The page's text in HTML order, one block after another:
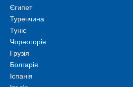
Єгипет
Туреччина
Туніс
Чорногорія
Грузія
Болгарія
Іспанія